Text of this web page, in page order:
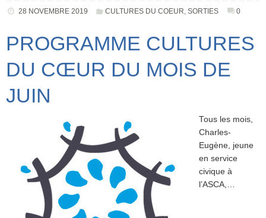
28 NOVEMBRE 2019 CULTURES DU COEUR,SORTIES 0
PROGRAMME CULTURES
DU CŒUR DU MOIS DE
JUIN
Tous les mois,
Charles-
Eugène, jeune
en service
civique à
l’ASCA,…